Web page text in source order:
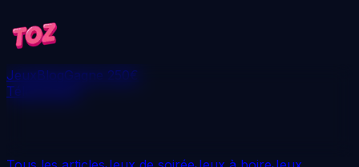
JeuxBlogGagne 250€
Télécharger